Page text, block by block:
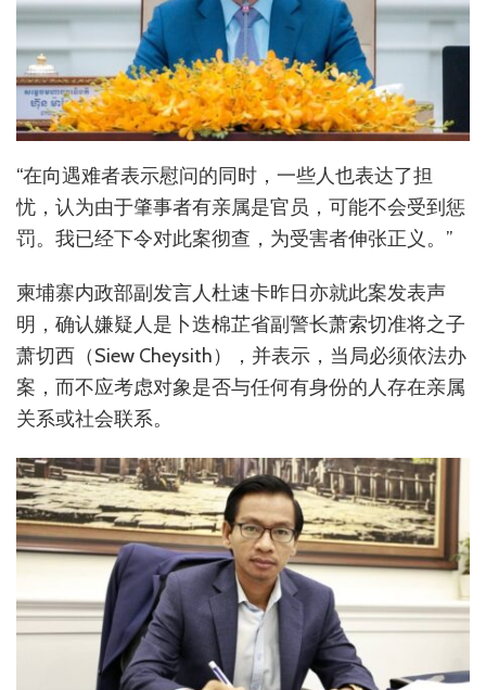
“在向遇难者表示慰问的同时，一些人也表达了担
忧，认为由于肇事者有亲属是官员，可能不会受到惩
罚。我已经下令对此案彻查，为受害者伸张正义。”
柬埔寨内政部副发言人杜速卡昨日亦就此案发表声
明，确认嫌疑人是卜迭棉芷省副警长萧索切准将之子
萧切西（Siew Cheysith），并表示，当局必须依法办
案，而不应考虑对象是否与任何有身份的人存在亲属
关系或社会联系。